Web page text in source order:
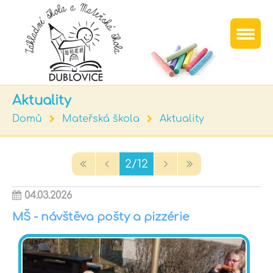
Aktuality
Domů Mateřská škola Aktuality
2/12
04.03.2026
MŠ - návštěva pošty a pizzérie